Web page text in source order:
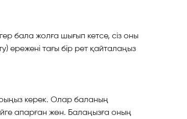
бала жолға шығып кетсе, сіз оны
ережені тағы бір рет қайталаңыз
керек. Олар баланың
апарған жөн. Балаңызға оның